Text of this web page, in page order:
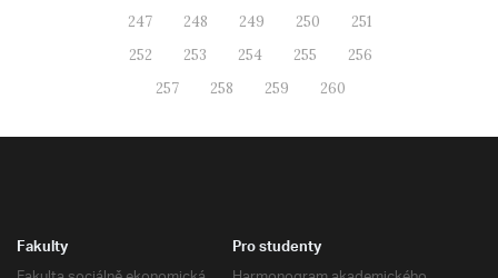
247
248 249 250
251
252
253 254 255
256
257
258 259 260
Fakulty Pro studenty